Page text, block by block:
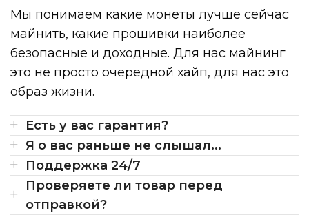
Мы понимаем какие монеты лучше сейчас
майнить, какие прошивки наиболее
безопасные и доходные. Для нас майнинг
это не просто очередной хайп, для нас это
образ жизни.
Есть у вас гарантия?
Я о вас раньше не слышал...
Поддержка 24/7
Проверяете ли товар перед
отправкой?